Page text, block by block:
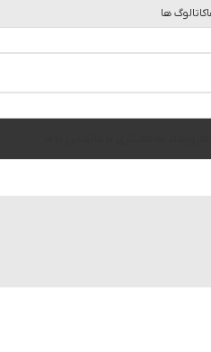
کاتالوگ ها